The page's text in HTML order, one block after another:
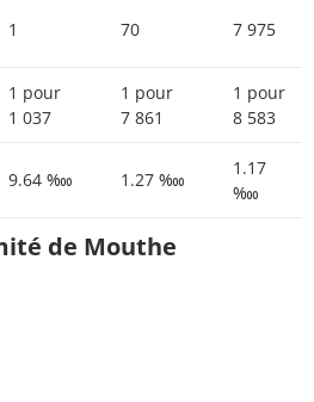
1 70 7 975
1 pour
1 037
1 pour
7 861
1 pour
8 583
9.64 ‱ 1.27 ‱
1.17
‱
de Mouthe